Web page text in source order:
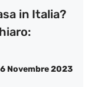
in Italia?
6 Novembre 2023